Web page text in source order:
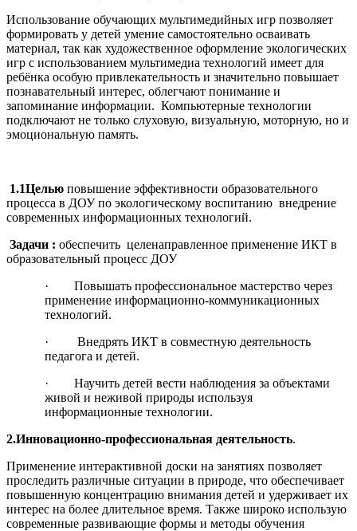
Использование обучающих мультимедийных игр позволяет
формировать у детей умение самостоятельно осваивать
материал, так как художественное оформление экологических
игр с использованием мультимедиа технологий имеет для
ребёнка особую привлекательность и значительно повышает
познавательный интерес, облегчают понимание и
запоминание информации. Компьютерные технологии
подключают не только слуховую, визуальную, моторную, но и
эмоциональную память.
1.1Целью повышение эффективности образовательного
процесса в ДОУ по экологическому воспитанию внедрение
современных информационных технологий.
Задачи : обеспечить целенаправленное применение ИКТ в
образовательный процесс ДОУ
· Повышать профессиональное мастерство через
применение информационно-коммуникационных
технологий.
· Внедрять ИКТ в совместную деятельность
педагога и детей.
· Научить детей вести наблюдения за объектами
живой и неживой природы используя
информационные технологии.
2.Инновационно-профессиональная деятельность.
Применение интерактивной доски на занятиях позволяет
проследить различные ситуации в природе, что обеспечивает
повышенную концентрацию внимания детей и удерживает их
интерес на более длительное время. Также широко использую
современные развивающие формы и методы обучения